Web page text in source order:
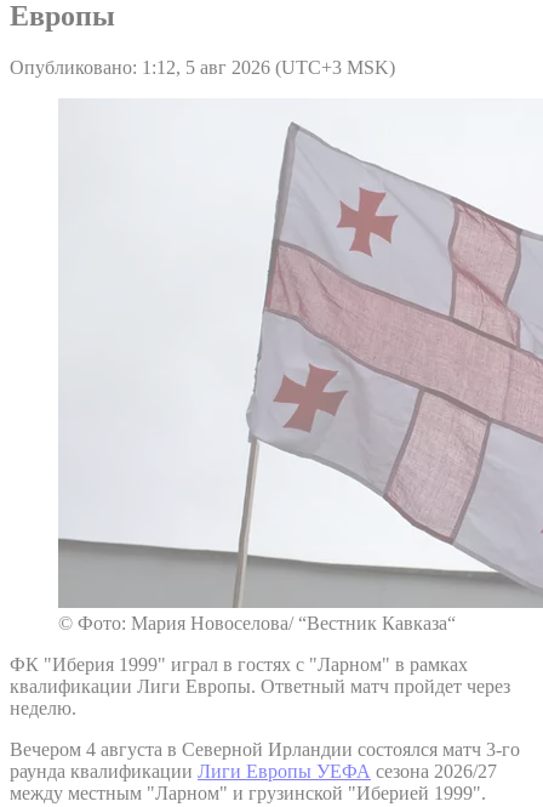
Европы
Опубликовано: 1:12, 5 авг 2026 (UTC+3 MSK)
© Фото: Мария Новоселова/ “Вестник Кавказа“
ФК "Иберия 1999" играл в гостях с "Ларном" в рамках
квалификации Лиги Европы. Ответный матч пройдет через
неделю.
Вечером 4 августа в Северной Ирландии состоялся матч 3-го
раунда квалификации Лиги Европы УЕФА сезона 2026/27
между местным "Ларном" и грузинской "Иберией 1999".